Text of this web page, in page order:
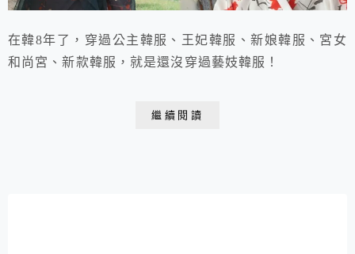
在韓8年了，穿過公主韓服、王妃韓服、新娘韓服、宮女
和尚宮、新款韓服，就是還沒穿過藝妓韓服！
繼續閱讀